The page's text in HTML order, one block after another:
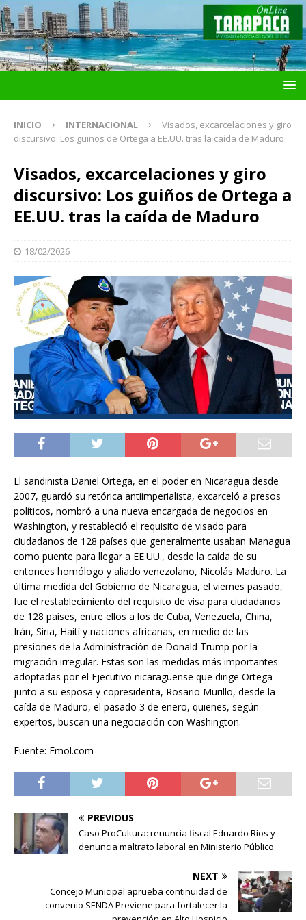
INICIO INTERNACIONAL
Visados, excarcelaciones y giro
discursivo: Los guiños de Ortega a EE.UU. tras la caída de Maduro
Visados, excarcelaciones y giro
discursivo: Los guiños de Ortega a
EE.UU. tras la caída de Maduro
18/02/2026
El sandinista Daniel Ortega, en el poder en Nicaragua desde
2007, guardó su retórica antiimperialista, excarceló a presos
políticos, nombró a una nueva encargada de negocios en
Washington, y restableció el requisito de visado para
ciudadanos de 128 países que generalmente usaban Managua
como puente para llegar a EE.UU., desde la caída de su
entonces homólogo y aliado venezolano, Nicolás Maduro. La
última medida del Gobierno de Nicaragua, el viernes pasado,
fue el restablecimiento del requisito de visa para ciudadanos
de 128 países, entre ellos a los de Cuba, Venezuela, China,
Irán, Siria, Haití y naciones africanas, en medio de las
presiones de la Administración de Donald Trump por la
migración irregular. Estas son las medidas más importantes
adoptadas por el Ejecutivo nicaragüense que dirige Ortega
junto a su esposa y copresidenta, Rosario Murillo, desde la
caída de Maduro, el pasado 3 de enero, quienes, según
expertos, buscan una negociación con Washington.
Fuente: Emol.com
PREVIOUS
Caso ProCultura: renuncia fiscal Eduardo Ríos y
denuncia maltrato laboral en Ministerio Público
NEXT
Concejo Municipal aprueba continuidad de
convenio SENDA Previene para fortalecer la